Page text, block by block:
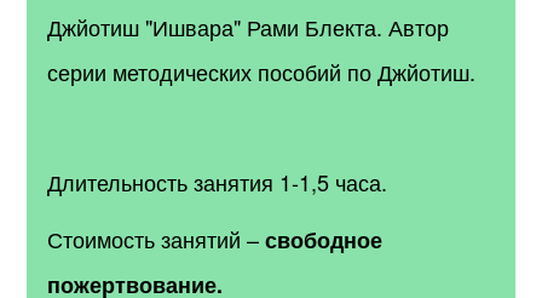
Джйотиш "Ишвара" Рами Блекта. Автор
серии методических пособий по Джйотиш.
Длительность занятия 1-1,5 часа.
Стоимость занятий –свободное
пожертвование.